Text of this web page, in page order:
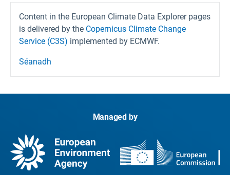
Content in the European Climate Data Explorer pages
is delivered by the Copernicus Climate Change
Service (C3S) implemented by ECMWF.
Séanadh
Managed by